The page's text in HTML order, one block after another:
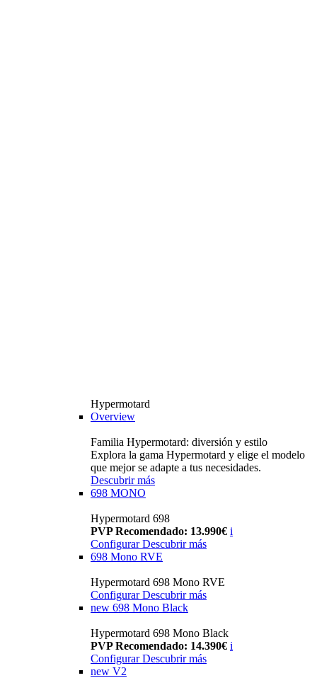
Hypermotard
Overview
Familia Hypermotard: diversión y estilo
Explora la gama Hypermotard y elige el modelo
que mejor se adapte a tus necesidades.
Descubrir más
698 MONO
Hypermotard 698
PVP Recomendado: 13.990€ i
ConfigurarDescubrir más
698 Mono RVE
Hypermotard 698 Mono RVE
Configurar Descubrir más
new 698 Mono Black
Hypermotard 698 Mono Black
PVP Recomendado: 14.390€ i
Configurar Descubrir más
new V2